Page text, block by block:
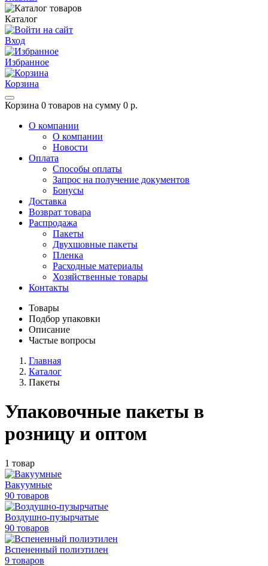
Каталог
Вход
Избранное
Корзина
Корзина 0 товаров на сумму 0 р.
О компании
О компании
Новости
Оплата
Способы оплаты
Запрос на получение документов
Бонусы
Доставка
Возврат товара
Распродажа
Пакеты
Двухшовные пакеты
Пленка
Расходные материалы
Хозяйственные товары
Контакты
Товары
Подбор упаковки
Описание
Частые вопросы
Главная
Каталог
Пакеты
Упаковочные пакеты в
розницу и оптом
1 товар
Вакуумные
90 товаров
Воздушно-пузырчатые
90 товаров
Вспененный полиэтилен
9 товаров